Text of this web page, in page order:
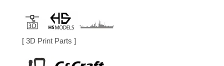
[ 3D Print Parts ]